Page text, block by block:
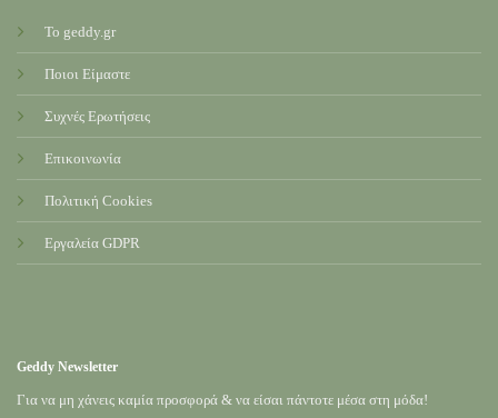
Το geddy.gr
Ποιοι Είμαστε
Συχνές Ερωτήσεις
Επικοινωνία
Πολιτική Cookies
Εργαλεία GDPR
Geddy Newsletter
Για να μη χάνεις καμία προσφορά & να είσαι πάντοτε μέσα στη μόδα!